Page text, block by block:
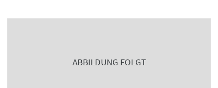
ABBILDUNG FOLGT